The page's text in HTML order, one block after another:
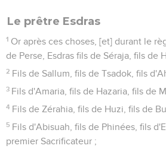
Le prêtre Esdras
1 Or après ces choses, [et] durant le
de Perse, Esdras fils de Séraja, fils de
2 Fils de Sallum, fils de Tsadok, fils
3 Fils d'Amaria, fils de Hazaria, fils de
4 Fils de Zérahia, fils de Huzi, fils de
5 Fils d'Abisuah, fils de Phinées, fils
premier Sacrificateur ;